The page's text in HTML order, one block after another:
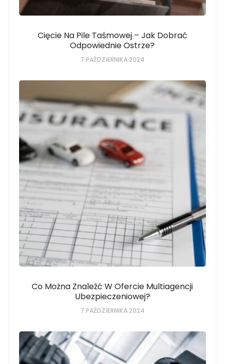
Cięcie Na Pile Taśmowej – Jak Dobrać
Odpowiednie Ostrze?
7 PAŹDZIERNIKA 2024
Co Można Znaleźć W Ofercie Multiagencji
Ubezpieczeniowej?
7 PAŹDZIERNIKA 2024